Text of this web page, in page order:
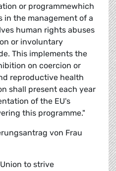
or programmewhich
in the management of a
human rights abuses
or involuntary
This implements the
on coercion or
reproductive health
shall present each year
of the EU's
this programme."
von Frau
to strive